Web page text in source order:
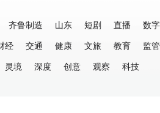
齐鲁制造 山东 短剧 直播 数
经 交通 健康 文旅 教育 监管
灵境 深度 创意 观察 科技